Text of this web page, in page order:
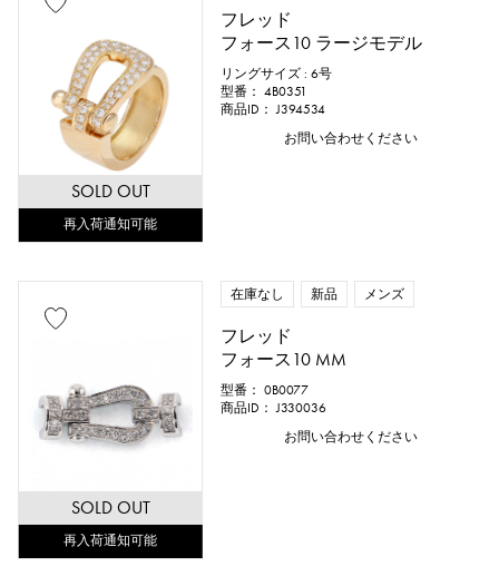
SOLD OUT
再入荷通知可能
フレッド
フォース10 ラージモデル
リングサイズ : 6号
型番： 4B0351
商品ID： J394534
お問い合わせください
SOLD OUT
再入荷通知可能
在庫なし 新品 メンズ
フレッド
フォース10 MM
型番： 0B0077
商品ID： J330036
お問い合わせください